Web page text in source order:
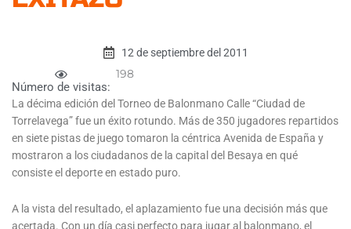
12 de septiembre del 2011
Número de visitas:
198
La décima edición del Torneo de Balonmano Calle “Ciudad de
Torrelavega” fue un éxito rotundo. Más de 350 jugadores repartidos
en siete pistas de juego tomaron la céntrica Avenida de España y
mostraron a los ciudadanos de la capital del Besaya en qué
consiste el deporte en estado puro.
A la vista del resultado, el aplazamiento fue una decisión más que
acertada. Con un día casi perfecto para jugar al balonmano, el